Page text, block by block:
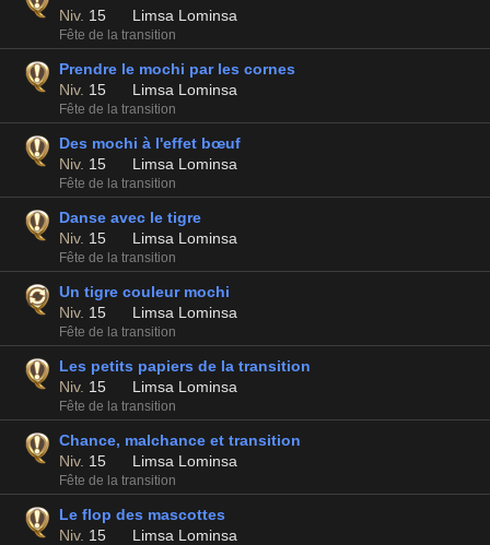
Niv. 15 Limsa Lominsa
Fête de la transition
Prendre le mochi par les cornes
Niv. 15 Limsa Lominsa
Fête de la transition
Des mochi à l'effet bœuf
Niv. 15 Limsa Lominsa
Fête de la transition
Danse avec le tigre
Niv. 15 Limsa Lominsa
Fête de la transition
Un tigre couleur mochi
Niv. 15 Limsa Lominsa
Fête de la transition
Les petits papiers de la transition
Niv. 15 Limsa Lominsa
Fête de la transition
Chance, malchance et transition
Niv. 15 Limsa Lominsa
Fête de la transition
Le flop des mascottes
Niv. 15 Limsa Lominsa